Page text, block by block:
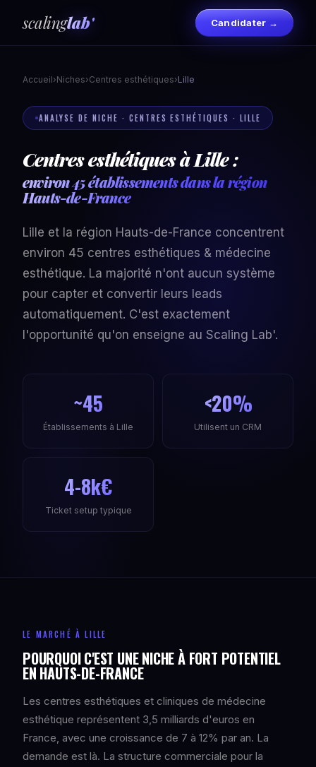
scalinglab' Candidater →
Accueil›Niches›Centres esthétiques›Lille
ANALYSE DE NICHE · CENTRES ESTHÉTIQUES · LILLE
Centres esthétiques à Lille :
environ 45 établissements dans la région
Hauts-de-France
Lille et la région Hauts-de-France concentrent
environ 45 centres esthétiques & médecine
esthétique. La majorité n'ont aucun système
pour capter et convertir leurs leads
automatiquement. C'est exactement
l'opportunité qu'on enseigne au Scaling Lab'.
~45
Établissements à Lille
<20%
Utilisent un CRM
4-8k€
Ticket setup typique
LE MARCHÉ À LILLE
POURQUOI C'EST UNE NICHE À FORT POTENTIEL
EN HAUTS-DE-FRANCE
Les centres esthétiques et cliniques de médecine
esthétique représentent 3,5 milliards d'euros en
France, avec une croissance de 7 à 12% par an. La
demande est là. La structure commerciale pour la